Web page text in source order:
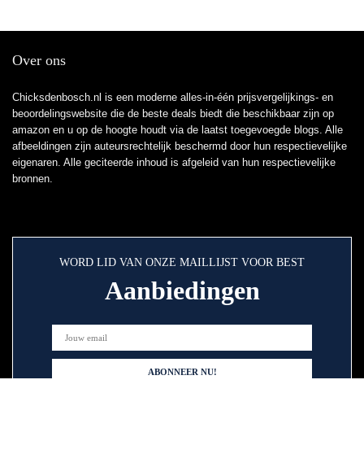
Over ons
Chicksdenbosch.nl is een moderne alles-in-één prijsvergelijkings- en
beoordelingswebsite die de beste deals biedt die beschikbaar zijn op
amazon en u op de hoogte houdt via de laatst toegevoegde blogs. Alle
afbeeldingen zijn auteursrechtelijk beschermd door hun respectievelijke
eigenaren. Alle geciteerde inhoud is afgeleid van hun respectievelijke
bronnen.
WORD LID VAN ONZE MAILLIJST VOOR BEST
Aanbiedingen